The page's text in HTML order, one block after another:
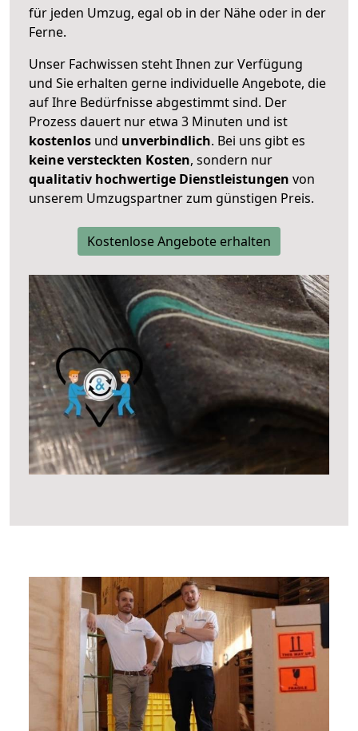
für jeden Umzug, egal ob in der Nähe oder in der
Ferne.
Unser Fachwissen steht Ihnen zur Verfügung
und Sie erhalten gerne individuelle Angebote, die
auf Ihre Bedürfnisse abgestimmt sind. Der
Prozess dauert nur etwa 3 Minuten und ist
kostenlos und unverbindlich. Bei uns gibt es
keine versteckten Kosten, sondern nur
qualitativ hochwertige Dienstleistungen von
unserem Umzugspartner zum günstigen Preis.
Kostenlose Angebote erhalten